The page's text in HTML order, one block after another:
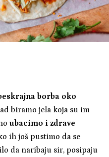
borba oko
biramo jela koja su im
ubacimo i zdrave
ih još pustimo da se
da naribaju sir, posipaju